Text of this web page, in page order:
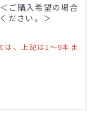
ご購入希望の場合
ださい。＞
は、上記は1～9本ま